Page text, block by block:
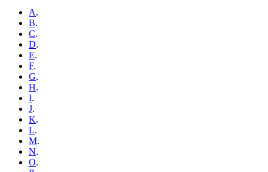
A.
B.
C.
D.
E.
F.
G.
H.
I.
J.
K.
L.
M.
N.
O.